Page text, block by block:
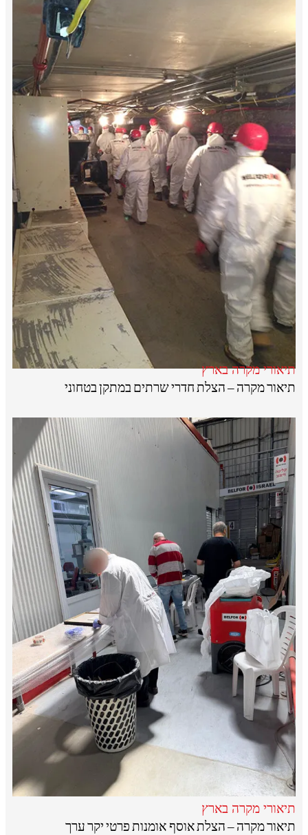
תיאורי מקרה בארץ
תיאור מקרה – הצלת חדרי שרתים במתקן בטחוני
תיאורי מקרה בארץ
תיאור מקרה – הצלת אוסף אומנות פרטי יקר ערך